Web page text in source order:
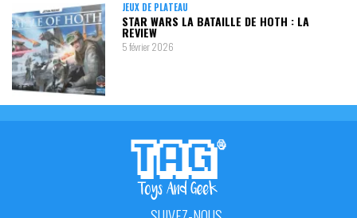
JEUX DE PLATEAU
STAR WARS LA BATAILLE DE HOTH : LA
REVIEW
5 février 2026